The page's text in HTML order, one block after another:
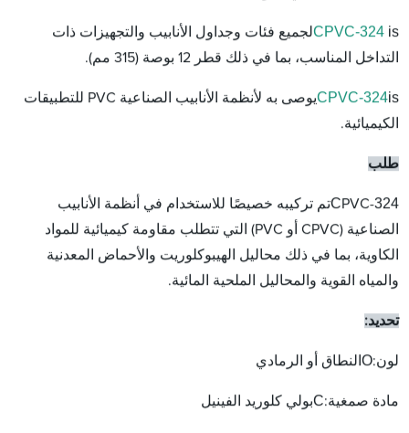
CPVC-324is
لجميع فئات وجداول الأنابيب والتجهيزات ذات
التداخل المناسب، بما في ذلك قطر 12 بوصة (315 مم).
CPVC-324is
يوصى به لأنظمة الأنابيب الصناعية PVC للتطبيقات
الكيميائية.
طلب
CPVC-324
تم تركيبه خصيصًا للاستخدام في أنظمة الأنابيب
الصناعية (CPVC أو PVC) التي تتطلب مقاومة كيميائية للمواد
الكاوية، بما في ذلك محاليل الهيبوكلوريت والأحماض المعدنية
والمياه القوية والمحاليل الملحية المائية.
تحديد:
لون:O النطاق أو الرمادي
مادة صمغية:Cبولي كلوريد الفينيل